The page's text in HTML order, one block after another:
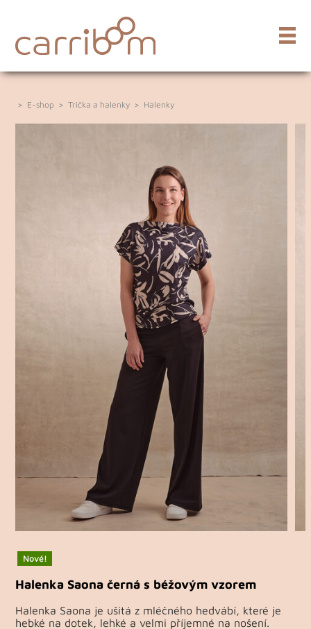
> E-shop >Trička a halenky > Halenky
Nové!
Halenka Saona černá s béžovým vzorem
Halenka Saona je ušitá z mléčného hedvábí, které je
hebké na dotek, lehké a velmi příjemné na nošení.